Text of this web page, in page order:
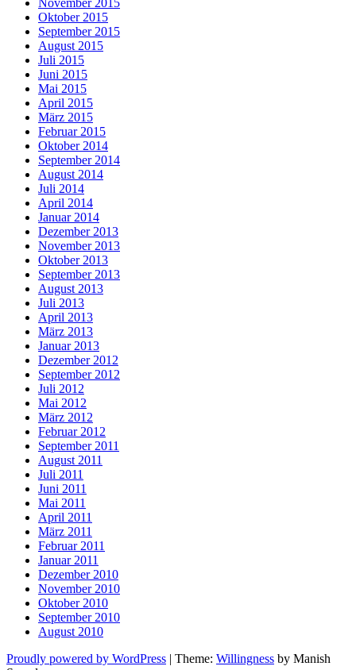
November 2015
Oktober 2015
September 2015
August 2015
Juli 2015
Juni 2015
Mai 2015
April 2015
März 2015
Februar 2015
Oktober 2014
September 2014
August 2014
Juli 2014
April 2014
Januar 2014
Dezember 2013
November 2013
Oktober 2013
September 2013
August 2013
Juli 2013
April 2013
März 2013
Januar 2013
Dezember 2012
September 2012
Juli 2012
Mai 2012
März 2012
Februar 2012
September 2011
August 2011
Juli 2011
Juni 2011
Mai 2011
April 2011
März 2011
Februar 2011
Januar 2011
Dezember 2010
November 2010
Oktober 2010
September 2010
August 2010
Proudly powered by WordPress | Theme: Willingness by Manish